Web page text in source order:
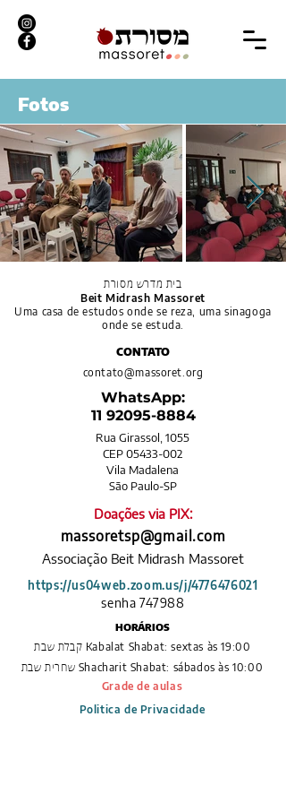
Fotos
בית מדרש מסורת
Beit Midrash Massoret
Uma casa de estudos onde se reza, uma sinagoga
onde se estuda.
CONTATO
contato@massoret.org
WhatsApp:
11 92095-8884
Rua Girassol, 1055
CEP 05433-002
Vila Madalena
​São Paulo-SP
Doações via PIX:​
massoretsp@gmail.com
Associação Beit Midrash Massoret​
https://us04web.zoom.us/j/4776476021
senha 747988
HORÁRIOS
קבלת שבת Kabalat Shabat: sextas às 19:00
שחרית שבת Shacharit Shabat: sábados às 10:00
Grade de aulas
Politica de Privacidade